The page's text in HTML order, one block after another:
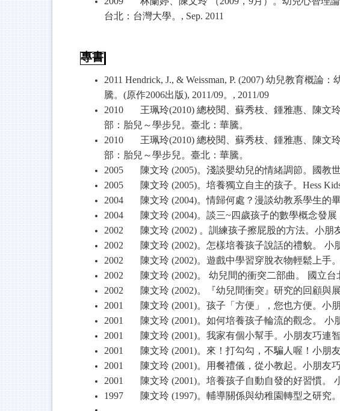
台北：台灣大學。 , Sep. 2011
專書
2011 Hendrick, J., & Weissman, P. (2007) 幼兒教育概論：
騰。 (原作2006出版), 2011/09。 , 2011/09
2010 王珮玲(2010) 總校閱、蘇秀枝、鍾雅惠、陳文
部：胎兒～學步兒。臺北：華騰。
2010 王珮玲(2010) 總校閱、蘇秀枝、鍾雅惠、陳文
部：胎兒～學步兒。臺北：華騰。
2005
陳文玲 (2005)。淺談嬰幼兒的情緒調節。國教世
2005
陳文玲 (2005)。培養獨立自主的孩子。 Hess
2004
陳文玲 (2004)。情歸何處？漫談幼教系學生的
2004
陳文玲 (2004)。談三~四歲孩子的數學概念發展
2002
陳文玲 (2002) 。訓練孩子擦屁股的方法。小朋
2002
陳文玲 (2002)。怎樣培養孩子說話的禮貌。 小
2002
陳文玲 (2002)。遊戲中學習穿脫衣物輕鬆上手
2002
陳文玲 (2002)。 幼兒間的衝突二部曲。 國立台
2002
陳文玲 (2002)。『幼兒間衝突』研究的回顧與展
2001
陳文玲 (2001)。孩子「方便」，您也方便。小
2001
陳文玲 (2001)。如何培養孩子輪流的觀念。 小
2001
陳文玲 (2001)。我家有個小幫手。小朋友巧連
2001
陳文玲 (2001)。來！打勾勾，不騙人喔！小朋
2001
陳文玲 (2001)。用餐禮儀，從小教起。小朋友
2001
陳文玲 (2001)。培養孩子自動自發的好習慣。
1997
陳文玲 (1997)。輔導關係與幼稚園轉型之研究